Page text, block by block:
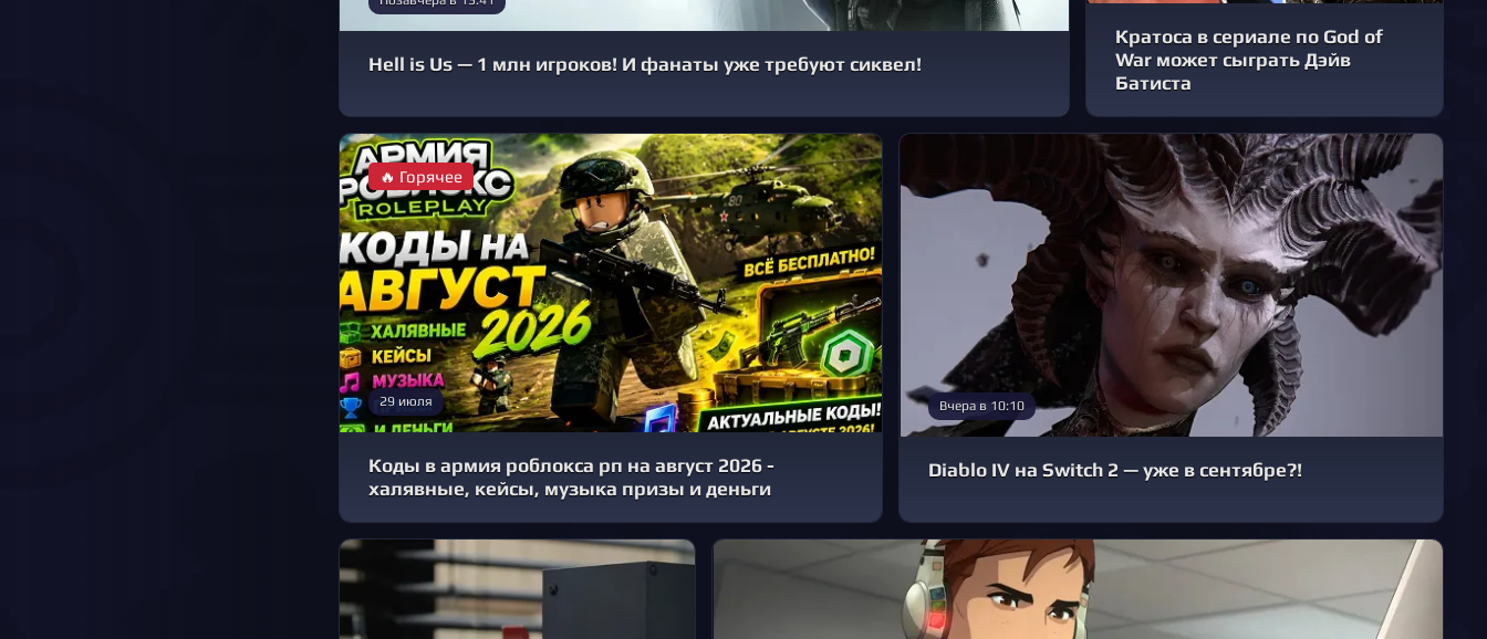
Hell is Us — 1 млн игроков! И фанаты уже требуют сиквел!
Кратоса в сериале по God of
War может сыграть Дэйв
Батиста
🔥 Горячее
29 июля
Коды в армия роблокса рп на август 2026 -
халявные, кейсы, музыка призы и деньги
Вчера в 10:10
Diablo IV на Switch 2 — уже в сентябре?!